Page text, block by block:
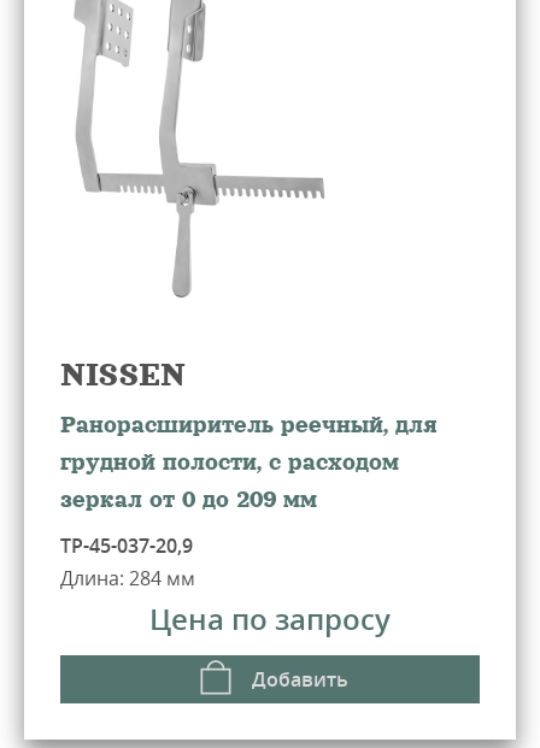
NISSEN
Ранорасширитель реечный, для
грудной полости, с расходом
зеркал от 0 до 209 мм
ТР-45-037-20,9
Длина: 284 мм
Цена по запросу
Добавить